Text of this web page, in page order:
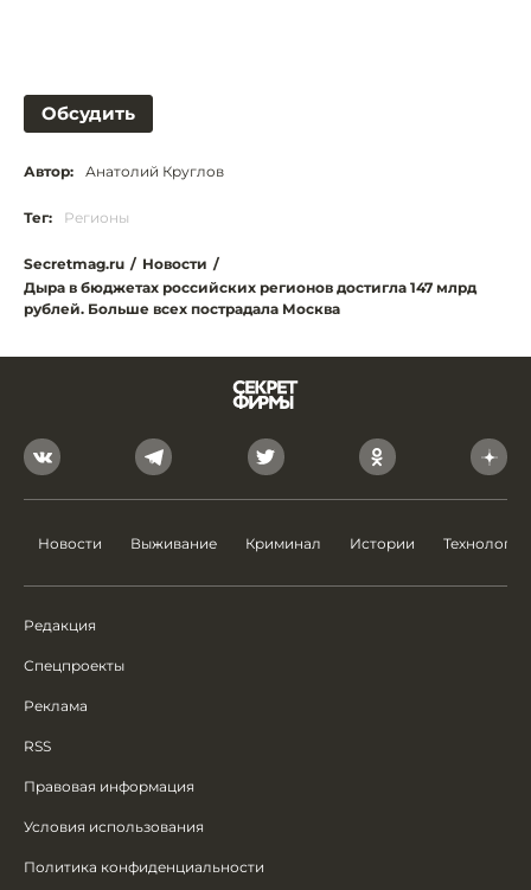
Обсудить
Автор: Анатолий Круглов
Тег: Регионы
Secretmag.ru / Новости /
Дыра в бюджетах российских регионов достигла 147 млрд
рублей. Больше всех пострадала Москва
Новости Выживание Криминал Истории Технологии
Редакция
Спецпроекты
Реклама
RSS
Правовая информация
Условия использования
Политика конфиденциальности